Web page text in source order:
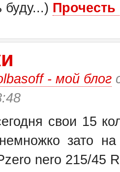
буду...)
- мой блог
свои 15
зато
nero 215/45